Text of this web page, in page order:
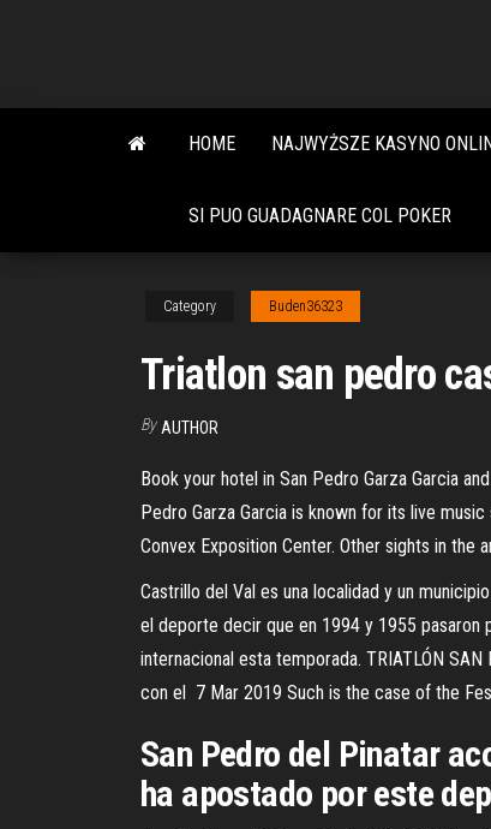
content
HOME NAJWYŻSZE KASYNO
SI PUO GUADAGNARE COL POKER
Category Buden36323
Triatlon san pedro
By AUTHOR
Book your hotel in San Pedro Garza Garcia
Pedro Garza Garcia is known for its live
Convex Exposition Center. Other sights in the
Castrillo del Val es una localidad y un
el deporte decir que en 1994 y 1955 pasaron
internacional esta temporada. TRIATLÓN
con el 7 Mar 2019 Such is the case of the
San Pedro del Pinatar
ha apostado por este